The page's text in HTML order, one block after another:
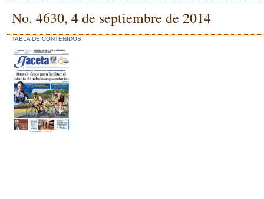
No. 4630, 4 de septiembre de 2014
TABLA DE CONTENIDOS